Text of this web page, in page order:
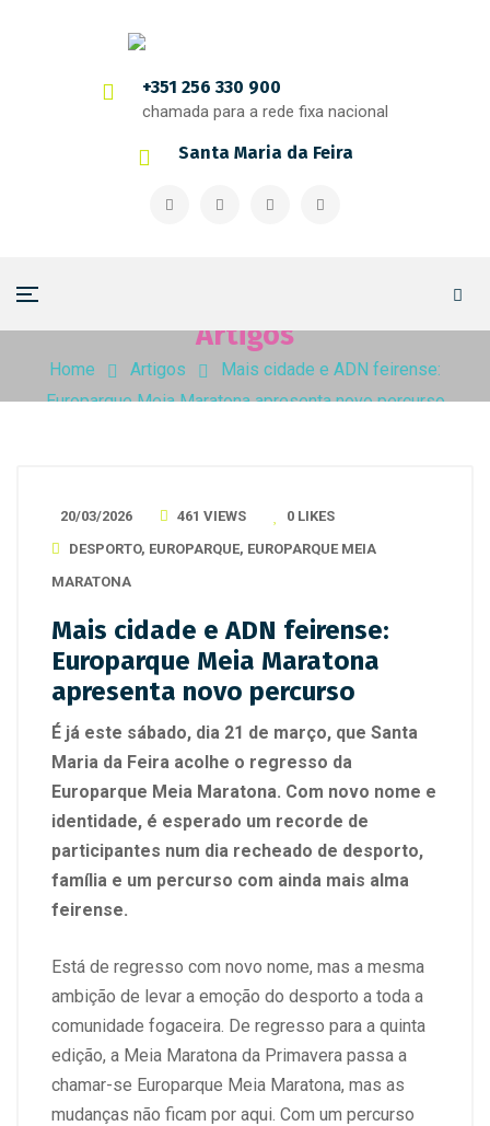
+351 256 330 900
chamada para a rede fixa nacional
Santa Maria da Feira
Artigos
Home Artigos
Mais cidade e ADN feirense:
Europarque Meia Maratona apresenta novo percurso
20/03/2026 461 VIEWS 0 LIKES
DESPORTO, EUROPARQUE, EUROPARQUE MEIA
MARATONA
Mais cidade e ADN feirense:
Europarque Meia Maratona
apresenta novo percurso
É já este sábado, dia 21 de março, que Santa
Maria da Feira acolhe o regresso da
Europarque Meia Maratona. Com novo nome e
identidade, é esperado um recorde de
participantes num dia recheado de desporto,
família e um percurso com ainda mais alma
feirense.
Está de regresso com novo nome, mas a mesma
ambição de levar a emoção do desporto a toda a
comunidade fogaceira. De regresso para a quinta
edição, a Meia Maratona da Primavera passa a
chamar-se Europarque Meia Maratona, mas as
mudanças não ficam por aqui. Com um percurso